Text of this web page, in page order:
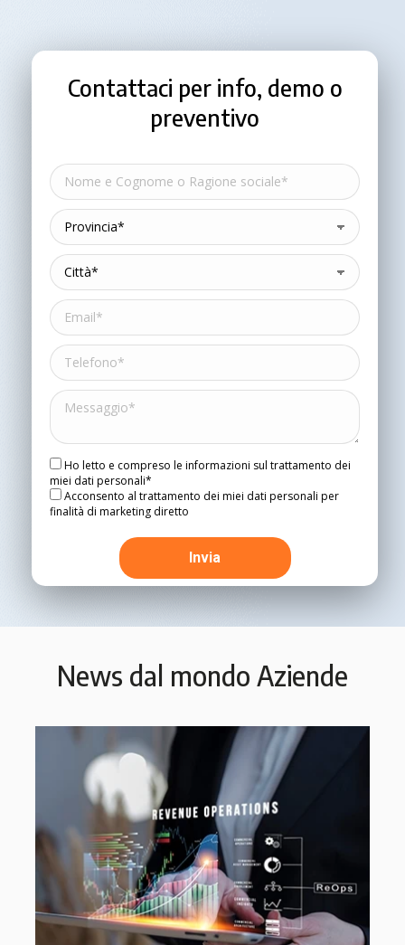
Contattaci per info, demo o
preventivo
Ho letto e compreso le informazioni sul trattamento dei
miei dati personali*
Acconsento al trattamento dei miei dati personali per
finalità di marketing diretto
News dal mondo Aziende